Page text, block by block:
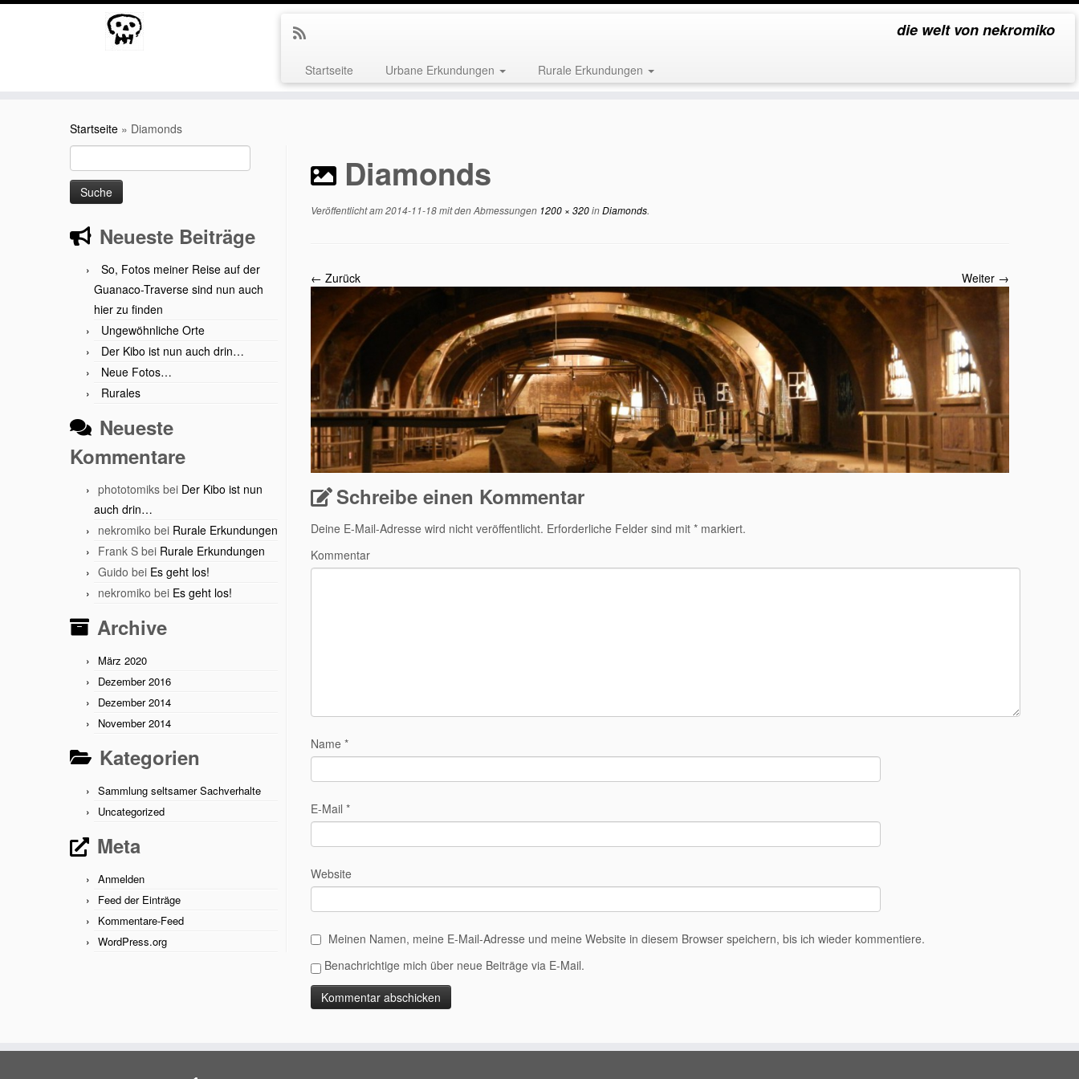
die welt von nekromiko
Startseite Urbane Erkundungen Rurale Erkundungen
Startseite » Diamonds
nach:
Neueste Beiträge
So, Fotos meiner Reise auf der
Guanaco-Traverse sind nun auch
hier zu finden
Ungewöhnliche Orte
Der Kibo ist nun auch drin…
Neue Fotos…
Rurales
Neueste
Kommentare
phototomiks bei Der Kibo ist nun
auch drin…
nekromiko bei Rurale Erkundungen
Frank S bei Rurale Erkundungen
Guido bei Es geht los!
nekromiko bei Es geht los!
Archive
März 2020
Dezember 2016
Dezember 2014
November 2014
Kategorien
Sammlung seltsamer Sachverhalte
Uncategorized
Meta
Anmelden
Feed der Einträge
Kommentare-Feed
WordPress.org
Diamonds
Veröffentlicht am2014-11-18mit den Abmessungen 1200 × 320inDiamonds.
← Zurück Weiter →
Schreibe einen Kommentar
Deine E-Mail-Adresse wird nicht veröffentlicht. Erforderliche Felder sind mit * markiert.
Kommentar
Name *
E-Mail *
Website
Meinen Namen, meine E-Mail-Adresse und meine Website in diesem Browser speichern, bis ich wieder kommentiere.
Benachrichtige mich über neue Beiträge via E-Mail.